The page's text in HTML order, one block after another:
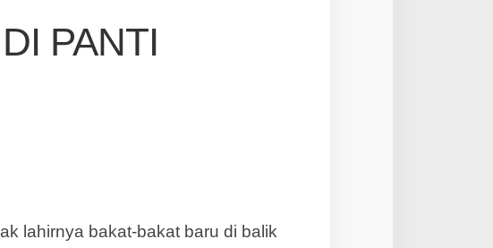
PANTI
lahirnya bakat-bakat baru di balik